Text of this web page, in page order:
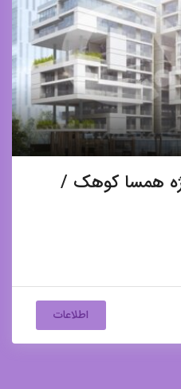
همسا کوهک /
اطلاعات